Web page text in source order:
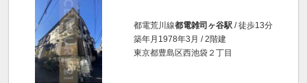
都電荒川線都電雑司ヶ谷駅 / 徒歩13分
築年月1978年3月 / 2階建
東京都豊島区西池袋２丁目